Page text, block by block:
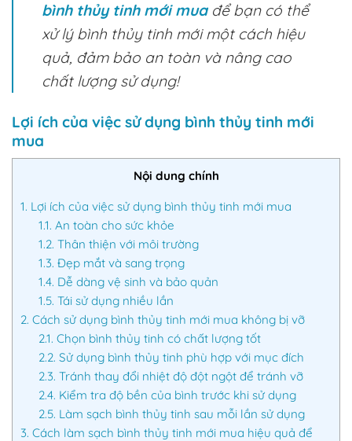
bình thủy tinh mới mua để bạn có thể
xử lý bình thủy tinh mới một cách hiệu
quả, đảm bảo an toàn và nâng cao
chất lượng sử dụng!
Lợi ích của việc sử dụng bình thủy tinh mới
mua
Nội dung chính
1. Lợi ích của việc sử dụng bình thủy tinh mới mua
1.1. An toàn cho sức khỏe
1.2. Thân thiện với môi trường
1.3. Đẹp mắt và sang trọng
1.4. Dễ dàng vệ sinh và bảo quản
1.5. Tái sử dụng nhiều lần
2. Cách sử dụng bình thủy tinh mới mua không bị vỡ
2.1. Chọn bình thủy tinh có chất lượng tốt
2.2. Sử dụng bình thủy tinh phù hợp với mục đích
2.3. Tránh thay đổi nhiệt độ đột ngột để tránh vỡ
2.4. Kiểm tra độ bền của bình trước khi sử dụng
2.5. Làm sạch bình thủy tinh sau mỗi lần sử dụng
3. Cách làm sạch bình thủy tinh mới mua hiệu quả để